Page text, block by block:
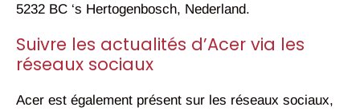
5232 BC ‘s Hertogenbosch, Nederland.
Suivre les actualités d’Acer via les
réseaux sociaux
Acer est également présent sur les réseaux sociaux,